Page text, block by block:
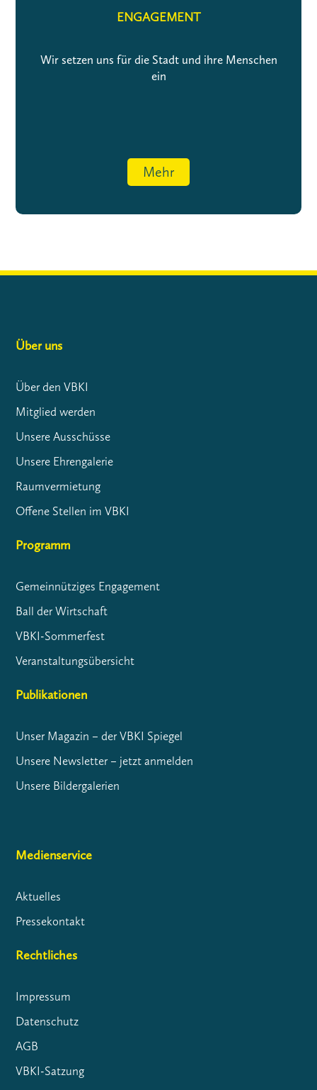
ENGAGEMENT
Wir setzen uns für die Stadt und ihre Menschen
ein
Mehr
Über uns
Über den VBKI
Mitglied werden
Unsere Ausschüsse
Unsere Ehrengalerie
Raumvermietung
Offene Stellen im VBKI
Programm
Gemeinnütziges Engagement
Ball der Wirtschaft
VBKI-Sommerfest
Veranstaltungsübersicht
Publikationen
Unser Magazin – der VBKI Spiegel
Unsere Newsletter – jetzt anmelden
Unsere Bildergalerien
Medienservice
Aktuelles
Pressekontakt
Rechtliches
Impressum
Datenschutz
AGB
VBKI-Satzung